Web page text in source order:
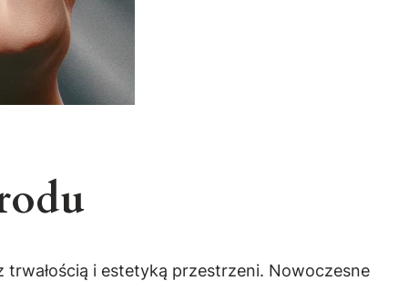
i estetyką przestrzeni. Nowoczesne